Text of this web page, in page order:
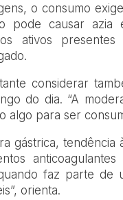
o consumo
pode causar azia
ativos
considerar
do dia. “A
algo para ser
gástrica, tendência
faz parte de
orienta.